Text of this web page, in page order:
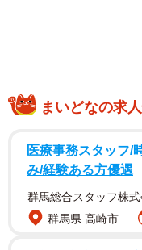
調査は、全国の20代
まいどなの求
医療事務スタッフ/
み/経験ある方優遇
群馬総合スタッフ株
群馬県 高崎市